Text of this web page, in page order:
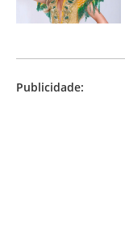
Publicidade: